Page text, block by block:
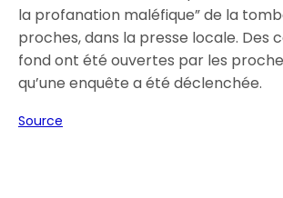
la profanation maléfique” de la
proches, dans la presse locale. Des
fond ont été ouvertes par les
qu’une enquête a été déclenchée.
Source